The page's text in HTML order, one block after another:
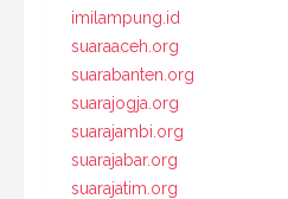
imilampung.id
suaraaceh.org
suarabanten.org
suarajogja.org
suarajambi.org
suarajabar.org
suarajatim.org